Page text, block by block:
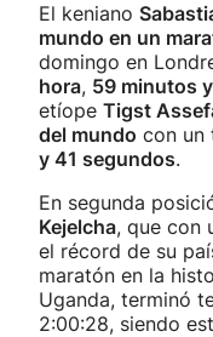
El keniano
mundo en un
domingo en
hora, 59 minutos
etíope Tigst
del mundo con un
y 41 segundos.
En segunda
Kejelcha, que con
el récord de su
maratón en la
Uganda, terminó
2:00:28, siendo